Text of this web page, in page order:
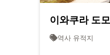
이와쿠라 도
역사 유적지